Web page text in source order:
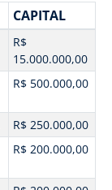
CAPITAL
R$
15.000.000,00
R$ 500.000,00
R$ 250.000,00
R$ 200.000,00